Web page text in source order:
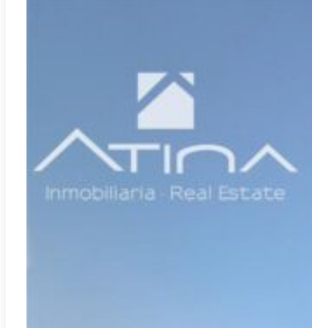
El Verger REF:A-3321B